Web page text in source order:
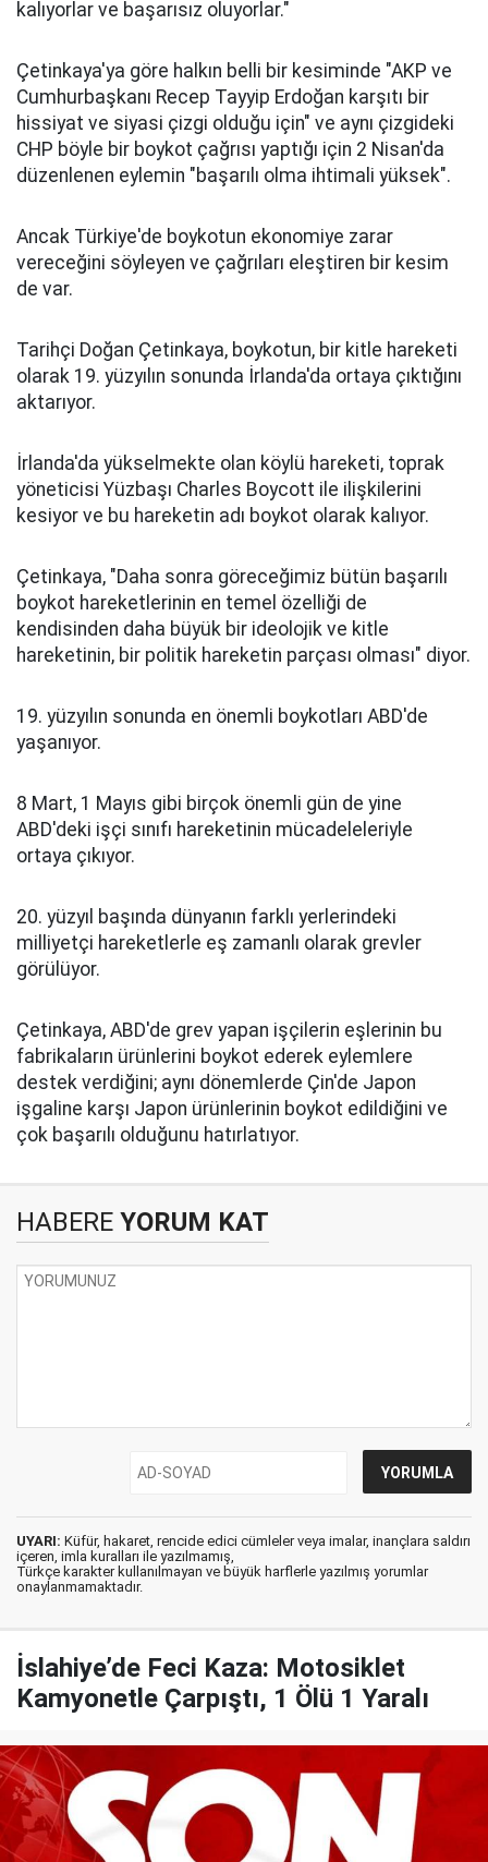
kalıyorlar ve başarısız oluyorlar."
Çetinkaya'ya göre halkın belli bir kesiminde "AKP ve
Cumhurbaşkanı Recep Tayyip Erdoğan karşıtı bir
hissiyat ve siyasi çizgi olduğu için" ve aynı çizgideki
CHP böyle bir boykot çağrısı yaptığı için 2 Nisan'da
düzenlenen eylemin "başarılı olma ihtimali yüksek".
Ancak Türkiye'de boykotun ekonomiye zarar
vereceğini söyleyen ve çağrıları eleştiren bir kesim
de var.
Tarihçi Doğan Çetinkaya, boykotun, bir kitle hareketi
olarak 19. yüzyılın sonunda İrlanda'da ortaya çıktığını
aktarıyor.
İrlanda'da yükselmekte olan köylü hareketi, toprak
yöneticisi Yüzbaşı Charles Boycott ile ilişkilerini
kesiyor ve bu hareketin adı boykot olarak kalıyor.
Çetinkaya, "Daha sonra göreceğimiz bütün başarılı
boykot hareketlerinin en temel özelliği de
kendisinden daha büyük bir ideolojik ve kitle
hareketinin, bir politik hareketin parçası olması" diyor.
19. yüzyılın sonunda en önemli boykotları ABD'de
yaşanıyor.
8 Mart, 1 Mayıs gibi birçok önemli gün de yine
ABD'deki işçi sınıfı hareketinin mücadeleleriyle
ortaya çıkıyor.
20. yüzyıl başında dünyanın farklı yerlerindeki
milliyetçi hareketlerle eş zamanlı olarak grevler
görülüyor.
Çetinkaya, ABD'de grev yapan işçilerin eşlerinin bu
fabrikaların ürünlerini boykot ederek eylemlere
destek verdiğini; aynı dönemlerde Çin'de Japon
işgaline karşı Japon ürünlerinin boykot edildiğini ve
çok başarılı olduğunu hatırlatıyor.
HABERE YORUM KAT
UYARI: Küfür, hakaret, rencide edici cümleler veya imalar, inançlara saldırı
içeren, imla kuralları ile yazılmamış,
Türkçe karakter kullanılmayan ve büyük harflerle yazılmış yorumlar
onaylanmamaktadır.
İslahiye’de Feci Kaza: Motosiklet
Kamyonetle Çarpıştı, 1 Ölü 1 Yaralı